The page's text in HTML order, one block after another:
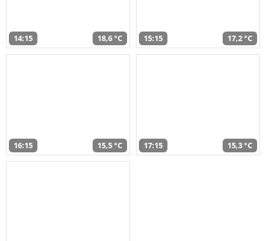
14:15 18,6 °C 15:15 17,2 °C
16:15 15,5 °C 17:15 15,3 °C